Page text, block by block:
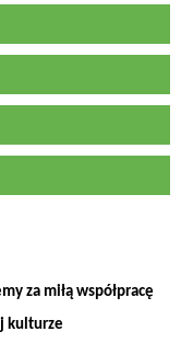
za miłą współpracę
kulturze